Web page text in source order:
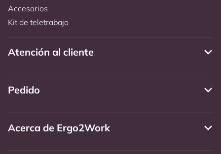
Accesorios
Kit de teletrabajo
Atención al cliente
Pedido
Acerca de Ergo2Work